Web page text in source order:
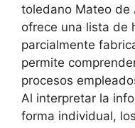
toledano Mateo de
ofrece una lista de
parcialmente
permite
procesos
Al interpretar la
forma individual,